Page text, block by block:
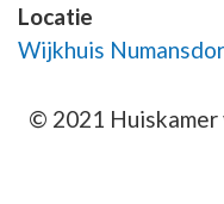
Locatie
Wijkhuis
© 2021 Huiskamer